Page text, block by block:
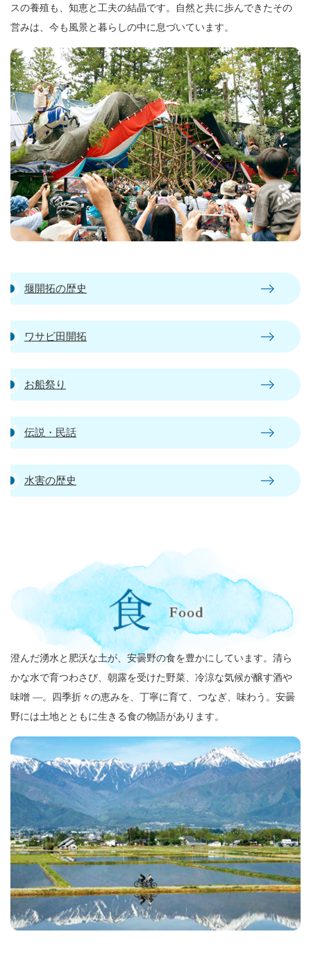
スの養殖も、知恵と工夫の結晶です。自然と共に歩んできたその
営みは、今も風景と暮らしの中に息づいています。
堰開拓の歴史
ワサビ田開拓
お船祭り
伝説・民話
水害の歴史
澄んだ湧水と肥沃な土が、安曇野の食を豊かにしています。清ら
かな水で育つわさび、朝露を受けた野菜、冷涼な気候が醸す酒や
味噌 —。四季折々の恵みを、丁寧に育て、つなぎ、味わう。安曇
野には土地とともに生きる食の物語があります。